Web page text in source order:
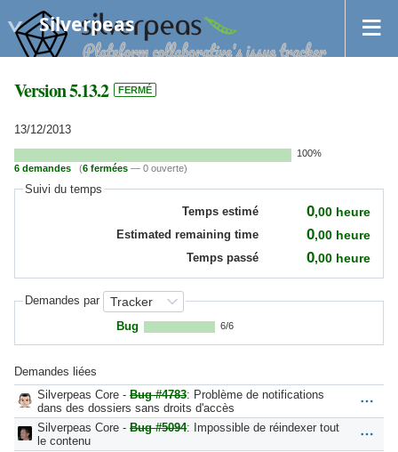
Silverpeas
Version 5.13.2 FERMÉ
13/12/2013
100%
6 demandes (6 fermées — 0 ouverte)
Suivi du temps
Temps estimé
0,00 heure
Estimated remaining time 0,00 heure
Temps passé 0,00 heure
Demandes par
Bug 6/6
Demandes liées
Silverpeas Core - Bug #4783: Problème de notifications
dans des dossiers sans droits d'accès
Silverpeas Core - Bug #5094: Impossible de réindexer tout
le contenu